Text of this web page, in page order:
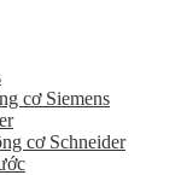
cơ Siemens
cơ Schneider